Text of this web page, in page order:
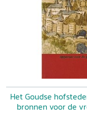
Het Goudse
bronnen voor de